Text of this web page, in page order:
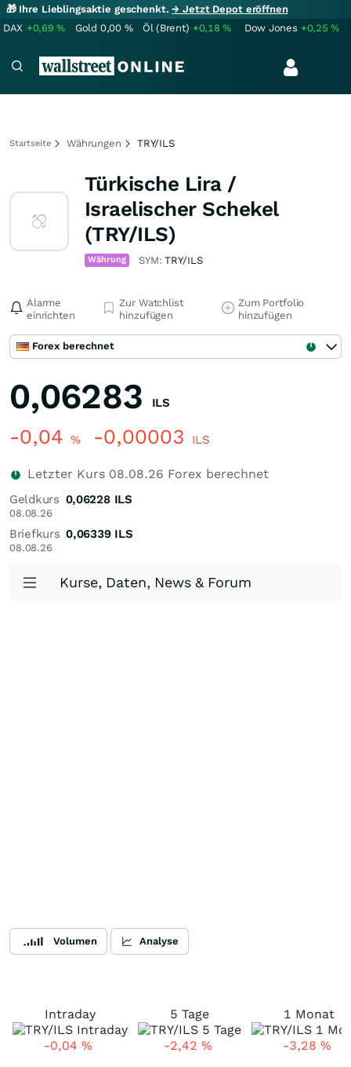
🎁 Ihre Lieblingsaktie geschenkt.→ Jetzt Depot eröffnen
DAX +0,69% Gold 0,00 % Öl (Brent) +0,18% Dow Jones +0,25%
Startseite Währungen TRY/ILS
Türkische Lira /
Israelischer Schekel
(TRY/ILS)
Währung SYM:TRY/ILS
Alarme
einrichten
Zur Watchlist
hinzufügen
Zum Portfolio
hinzufügen
Forex berechnet
0,06283 ILS
-0,04 % -0,00003 ILS
Letzter Kurs 08.08.26 Forex berechnet
Geldkurs
08.08.26
0,06228 ILS
Briefkurs
08.08.26
0,06339 ILS
Kurse, Daten, News & Forum
Volumen Analyse
Intraday
-0,04 %
5 Tage
-2,42 %
1 Monat
-3,28 %